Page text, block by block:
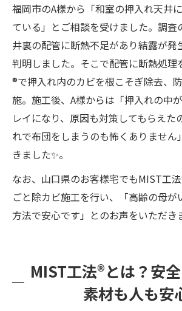
福岡市のA様から「和室の押入れ天井
ている」とご相談を受けました。調査
井裏の配管に断熱不足があり結露が発
判明しました。そこで配管に断熱処理
®で押入れ内のカビを根こそぎ除去、
施。施工後、A様からは「押入れの中
レイになり、原因も対策してもらえた
れで布団をしまうのも怖くありません
きました✨。
なお、山口県のお客様宅でもMIST工
ごと除カビ施工を行い、「高齢の母が
方法で安心です」とのお声をいただき
MIST工法®とは？安
素材も人も安